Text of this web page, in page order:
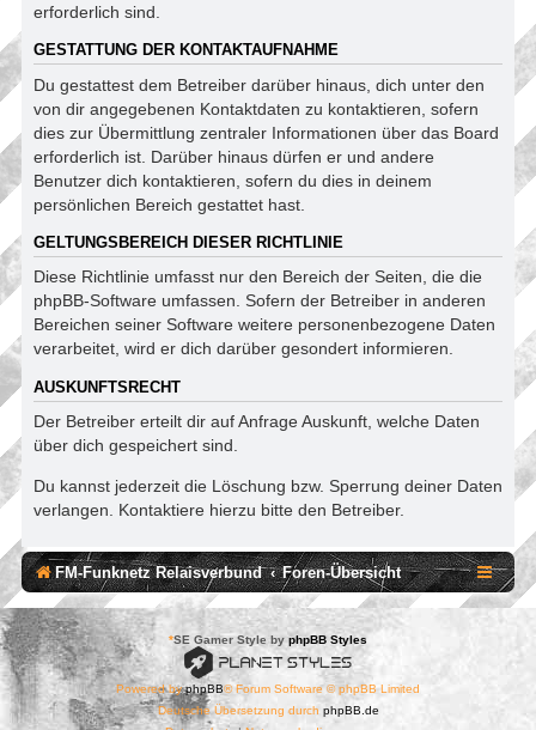
erforderlich sind.
GESTATTUNG DER KONTAKTAUFNAHME
Du gestattest dem Betreiber darüber hinaus, dich unter den
von dir angegebenen Kontaktdaten zu kontaktieren, sofern
dies zur Übermittlung zentraler Informationen über das Board
erforderlich ist. Darüber hinaus dürfen er und andere
Benutzer dich kontaktieren, sofern du dies in deinem
persönlichen Bereich gestattet hast.
GELTUNGSBEREICH DIESER RICHTLINIE
Diese Richtlinie umfasst nur den Bereich der Seiten, die die
phpBB-Software umfassen. Sofern der Betreiber in anderen
Bereichen seiner Software weitere personenbezogene Daten
verarbeitet, wird er dich darüber gesondert informieren.
AUSKUNFTSRECHT
Der Betreiber erteilt dir auf Anfrage Auskunft, welche Daten
über dich gespeichert sind.
Du kannst jederzeit die Löschung bzw. Sperrung deiner Daten
verlangen. Kontaktiere hierzu bitte den Betreiber.
FM-Funknetz Relaisverbund Foren-Übersicht
*SE Gamer Style by phpBB Styles
Powered byphpBB® Forum Software © phpBB Limited
Deutsche Übersetzung durch phpBB.de